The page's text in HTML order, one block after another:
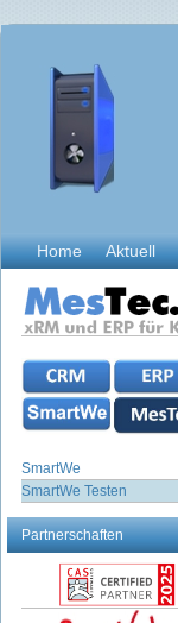
Home Aktuell
SmartWe
SmartWe Testen
Partnerschaften